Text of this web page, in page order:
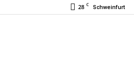
28 C Schweinfurt